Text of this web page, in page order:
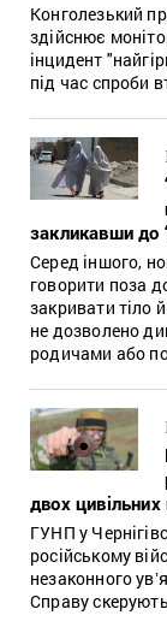
Конголезький
здійснює
інцидент
під час спроби
закликавши до
Серед іншого,
говорити поза
закривати тіло
не дозволено
родичами або
двох цивільних
ГУНП у
російському
незаконного
Справу